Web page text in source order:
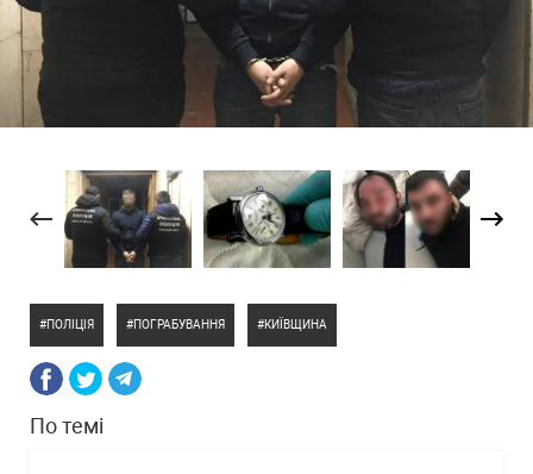
ПОЛІЦІЯ ПОГРАБУВАННЯ КИЇВЩИНА
По темі